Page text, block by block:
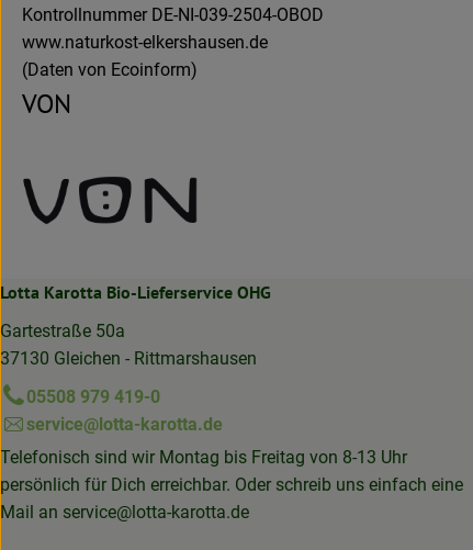
Kontrollnummer DE-NI-039-2504-OBOD
www.naturkost-elkershausen.de
(Daten von Ecoinform)
VON
Lotta Karotta Bio-Lieferservice OHG
Gartestraße 50a
37130 Gleichen - Rittmarshausen
05508 979 419-0
service@lotta-karotta.de
Telefonisch sind wir Montag bis Freitag von 8-13 Uhr
persönlich für Dich erreichbar. Oder schreib uns einfach eine
Mail an service@lotta-karotta.de